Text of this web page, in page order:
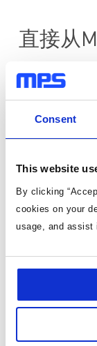
Consent
This website
By clicking
cookies on your
usage, and assist
直接从
标准定价
数量
3-10个工作日内